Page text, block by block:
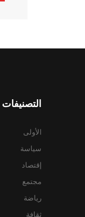
التصنيفات
الأولى
سياسة
إقتصاد
مجتمع
رياضة
ثقافة